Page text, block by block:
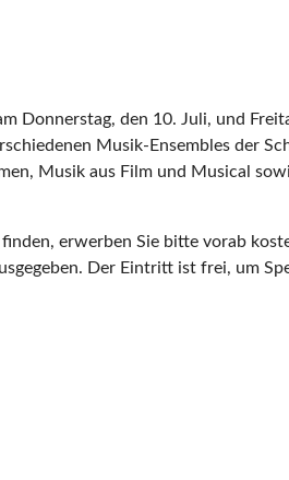
Donnerstag, den 10. Juli, und
Musik-Ensembles der
Musik aus Film und Musical
erwerben Sie bitte vorab
Der Eintritt ist frei, um